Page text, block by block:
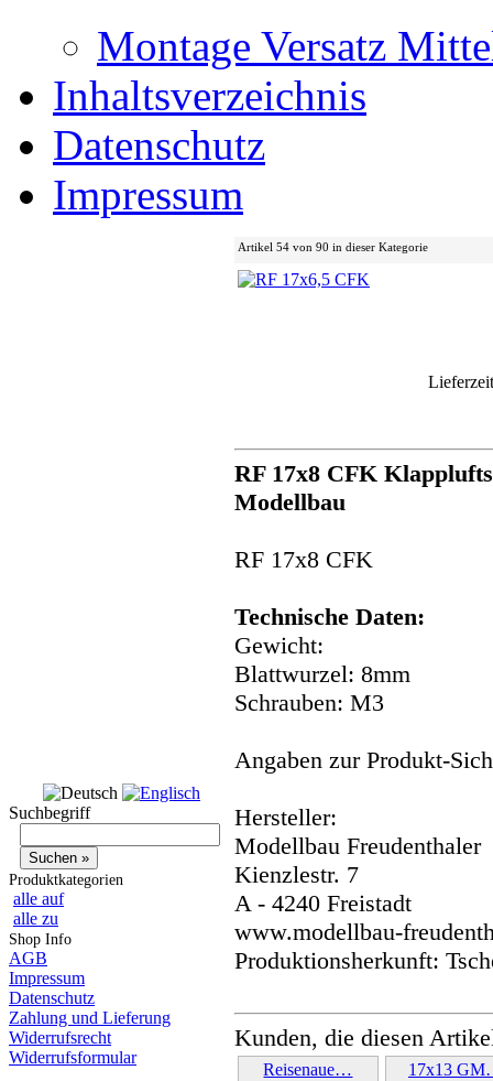
Montage Versatz
Inhaltsverzeichnis
Datenschutz
Impressum
Suchbegriff
Produktkategorien
alle auf
alle zu
Shop Info
AGB
Impressum
Datenschutz
Zahlung und Lieferung
Widerrufsrecht
Widerrufsformular
Artikel 54 von 90 in dieser Kategorie
RF 17x8 CFK
Modellbau
RF 17x8 CFK
Technische Daten:
Gewicht:
Blattwurzel: 8mm
Schrauben: M3
Angaben zur Produkt-
Hersteller:
Modellbau Freudenthaler
Kienzlestr. 7
A - 4240 Freistadt
www.modellbau-
Produktionsherkunft:
Kunden, die diesen
Reisenaue… 17x13